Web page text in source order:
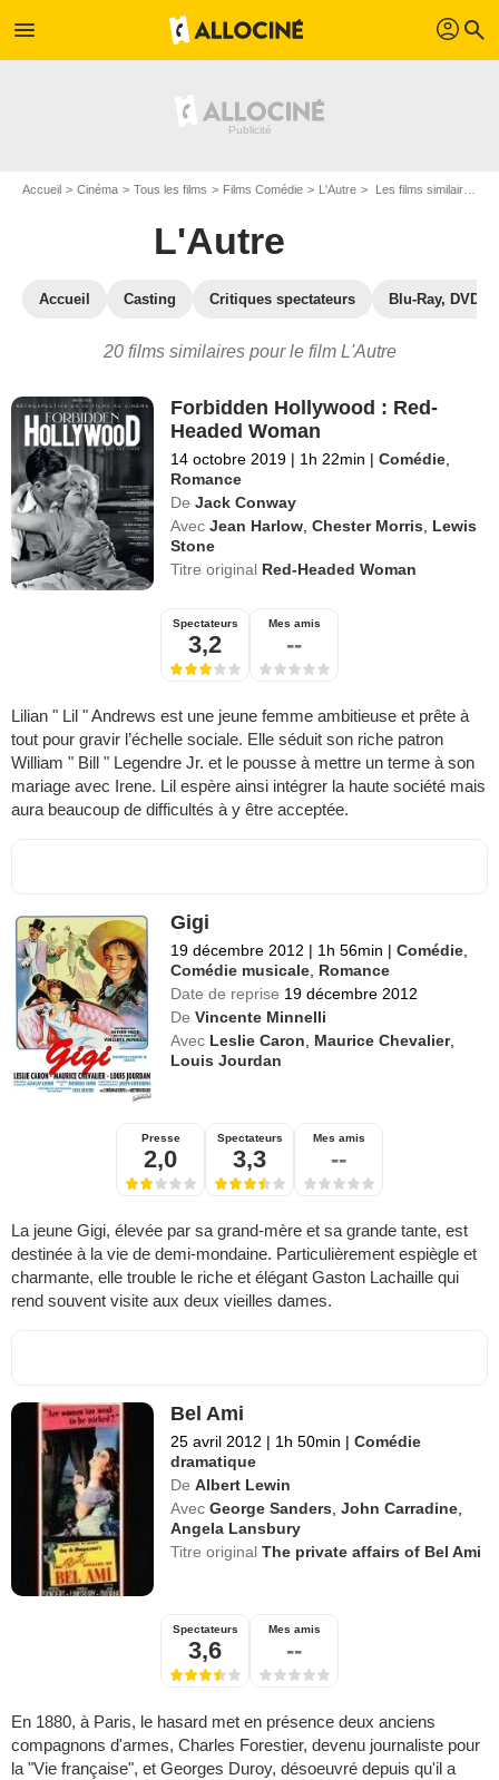
menu profil search
Accueil Cinéma Tous les films Films Comédie L'Autre Les films similaires à "L'Autre"
L'Autre
Accueil Casting Critiques spectateurs Blu-Ray, DVD
20 films similaires pour le film L'Autre
Forbidden Hollywood : Red-
Headed Woman
14 octobre 2019 | 1h 22min | Comédie
Romance
De Jack Conway
Avec Jean Harlow ,Chester Morris
Lewis
Stone
Titre original Red-Headed Woman
Spectateurs
3,2
Mes amis
--
Lilian " Lil " Andrews est une jeune femme ambitieuse et prête à
tout pour gravir l’échelle sociale. Elle séduit son riche patron
William " Bill " Legendre Jr. et le pousse à mettre un terme à son
mariage avec Irene. Lil espère ainsi intégrer la haute société mais
aura beaucoup de difficultés à y être acceptée.
Gigi
19 décembre 2012 | 1h 56min | Comédie
Comédie musicale Romance
Date de reprise 19 décembre 2012
De Vincente Minnelli
Avec Leslie Caron Maurice Chevalier,
Louis Jourdan
Presse
2,0
Spectateurs
3,3
Mes amis
--
La jeune Gigi, élevée par sa grand-mère et sa grande tante, est
destinée à la vie de demi-mondaine. Particulièrement espiègle et
charmante, elle trouble le riche et élégant Gaston Lachaille qui
rend souvent visite aux deux vieilles dames.
Bel Ami
25 avril 2012 | 1h 50min | Comédie
dramatique
De Albert Lewin
Avec George Sanders ,John Carradine
Angela Lansbury
Titre originalThe private affairs of Bel Ami
Spectateurs
3,6
Mes amis
--
En 1880, à Paris, le hasard met en présence deux anciens
compagnons d'armes, Charles Forestier, devenu journaliste pour
la "Vie française", et Georges Duroy, désoeuvré depuis qu'il a